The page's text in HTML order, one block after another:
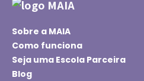
Sobre a MAIA
Como funciona
Seja uma Escola Parceira
Blog